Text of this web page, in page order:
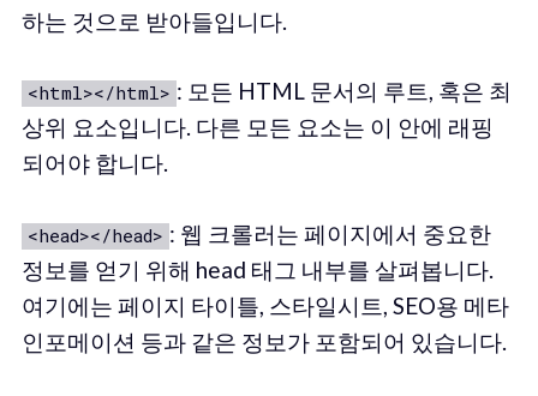
하는 것으로 받아들입니다.
<html></html> : 모든 HTML 문서의 루트, 혹은 최
상위 요소입니다. 다른 모든 요소는 이 안에 래핑
되어야 합니다.
<head></head> : 웹 크롤러는 페이지에서 중요한
정보를 얻기 위해 head 태그 내부를 살펴봅니다.
여기에는 페이지 타이틀, 스타일시트, SEO용 메타
인포메이션 등과 같은 정보가 포함되어 있습니다.